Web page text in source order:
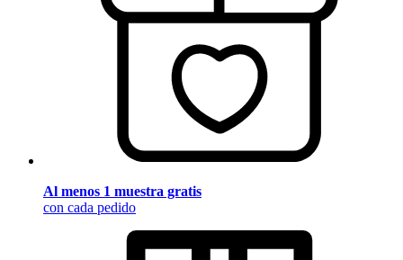
Al menos 1 muestra gratis
con cada pedido